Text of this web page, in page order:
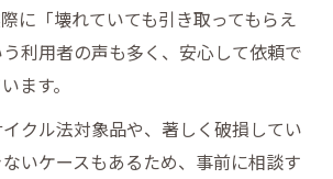
に「壊れていても引き取ってもらえ
利用者の声も多く、安心して依頼で
ます。
クル法対象品や、著しく破損してい
いケースもあるため、事前に相談す